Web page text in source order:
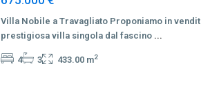
Villa Nobile a Travagliato Proponiamo in
prestigiosa villa singola dal fascino ...
4 3 433.00 m2